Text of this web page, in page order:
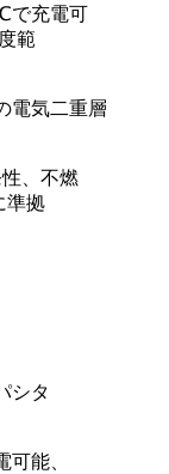
で充電可
範
電気二重層
、不燃
準拠
シタ
能、